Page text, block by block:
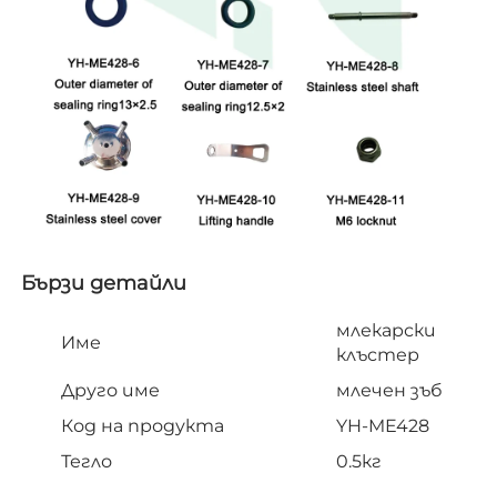
Бързи детайли
Име
млекарски
клъстер
Друго име
млечен зъб
Код на продукта
YH-ME428
Тегло
0.5кг